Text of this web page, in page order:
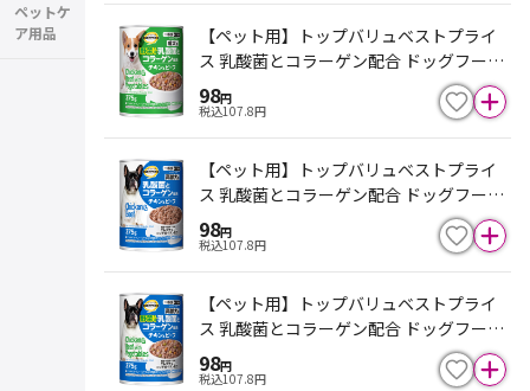
ペットケ
ア用品
【ペット用】トップバリュベストプライ
ス 乳酸菌とコラーゲン配合 ドッグフード
チキン＆ビーフ 野菜入 成犬用 375g
98円
税込107.8円
【ペット用】トップバリュベストプライ
ス 乳酸菌とコラーゲン配合 ドッグフード
チキン＆ビーフ 高齢犬用 375g
98円
税込107.8円
【ペット用】トップバリュベストプライ
ス 乳酸菌とコラーゲン配合 ドッグフード
チキン＆ビーフ 野菜入 高齢犬用 375g
98円
税込107.8円